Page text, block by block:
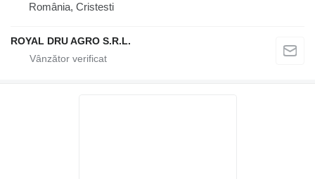
România, Cristesti
ROYAL DRU AGRO S.R.L.